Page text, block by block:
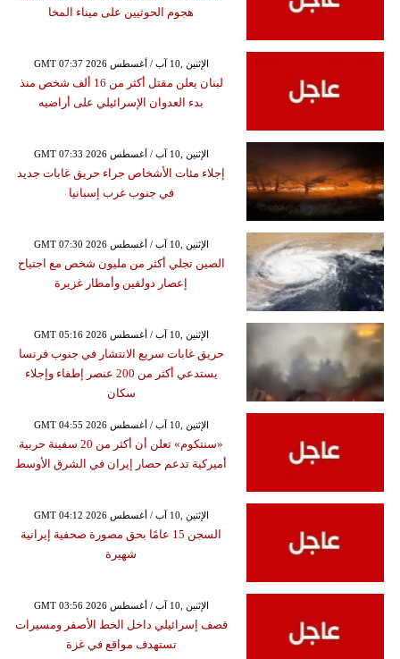
هجوم الحوثيين على ميناء المخا
GMT 07:37 2026 الإثنين ,10 آب / أغسطس
لبنان يعلن مقتل أكثر من 16 ألف شخص منذ
بدء العدوان الإسرائيلي على أراضيه
GMT 07:33 2026 الإثنين ,10 آب / أغسطس
إجلاء مئات الأشخاص جراء حريق غابات جديد
في جنوب غرب إسبانيا
GMT 07:30 2026 الإثنين ,10 آب / أغسطس
الصين تجلي أكثر من مليون شخص مع اجتياح
إعصار دولفين وأمطار غزيرة
GMT 05:16 2026 الإثنين ,10 آب / أغسطس
حريق غابات سريع الانتشار في جنوب فرنسا
يستدعي أكثر من 200 عنصر إطفاء وإجلاء
سكان
GMT 04:55 2026 الإثنين ,10 آب / أغسطس
«سنتكوم» تعلن أن أكثر من 20 سفينة حربية
أميركية تدعم حصار إيران في الشرق الأوسط
GMT 04:12 2026 الإثنين ,10 آب / أغسطس
السجن 15 عامًا بحق مصورة صحفية إيرانية
شهيرة
GMT 03:56 2026 الإثنين ,10 آب / أغسطس
قصف إسرائيلي داخل الخط الأصفر ومسيرات
تستهدف مواقع في غزة